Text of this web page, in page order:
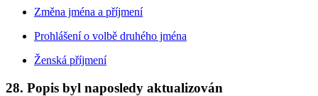
Změna jména a příjmení
Prohlášení o volbě druhého jména
Ženská příjmení
28. Popis byl naposledy aktualizován